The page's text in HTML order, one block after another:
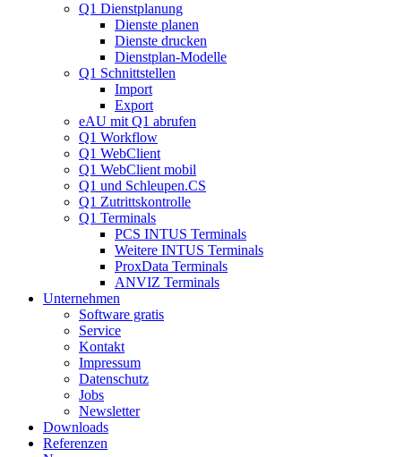
Q1 Dienstplanung
Dienste planen
Dienste drucken
Dienstplan-Modelle
Q1 Schnittstellen
Import
Export
eAU mit Q1 abrufen
Q1 Workflow
Q1 WebClient
Q1 WebClient mobil
Q1 und Schleupen.CS
Q1 Zutrittskontrolle
Q1 Terminals
PCS INTUS Terminals
Weitere INTUS Terminals
ProxData Terminals
ANVIZ Terminals
Unternehmen
Software gratis
Service
Kontakt
Impressum
Datenschutz
Jobs
Newsletter
Downloads
Referenzen